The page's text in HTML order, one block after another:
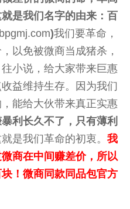
是我们名字的由来：百
)我们要革命，
以免被微商当成猪杀，
小说，给大家带来巨惠
益维持生存。因为我们
能给大伙带来真正实惠
暴利长久不了，只有薄利
是我们革命的初衷。我
商在中间赚差价，所以
！微商同款同品包官方